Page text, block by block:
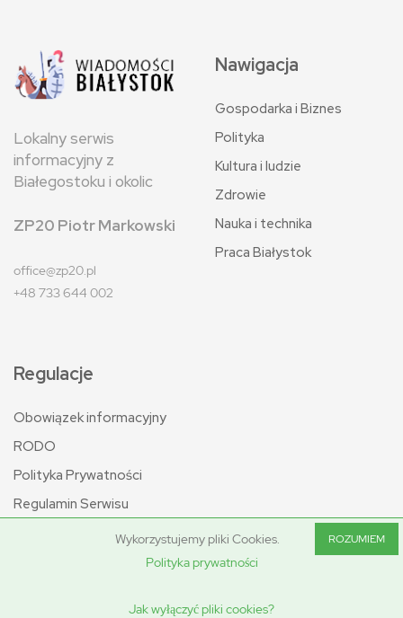
Lokalny serwis
informacyjny z
Białegostoku i okolic
ZP20 Piotr Markowski
office@zp20.pl
+48 733 644 002
Nawigacja
Gospodarka i Biznes
Polityka
Kultura i ludzie
Zdrowie
Nauka i technika
Praca Białystok
Regulacje
Obowiązek informacyjny
RODO
Polityka Prywatności
Regulamin Serwisu
© 2022 Wiadomości Białystok - ZP20 Piotr Markowski
Wykorzystujemy pliki Cookies.
Polityka prywatności
Jak wyłączyć pliki cookies?
ROZUMIEM